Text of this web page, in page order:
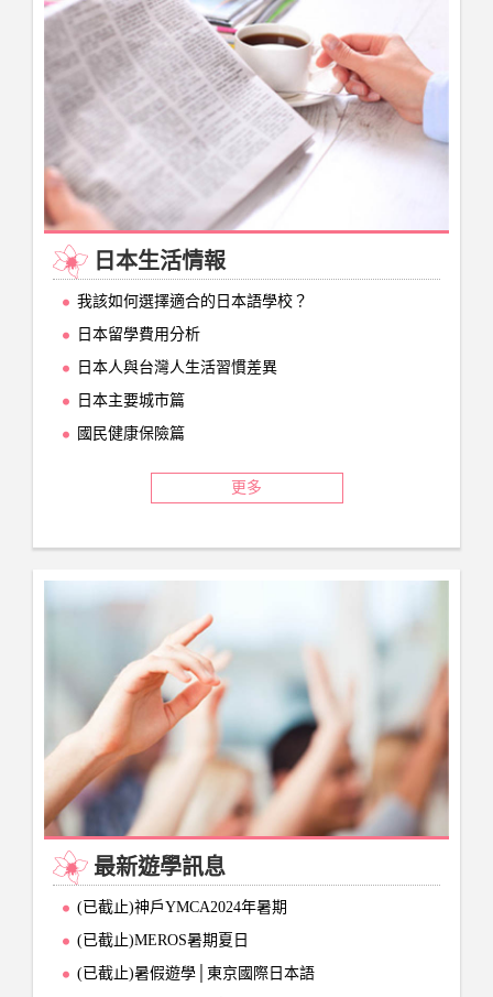
日本生活情報
我該如何選擇適合的日本語學校？
日本留學費用分析
日本人與台灣人生活習慣差異
日本主要城市篇
國民健康保險篇
更多
最新遊學訊息
(已截止)神戶YMCA2024年暑期
(已截止)MEROS暑期夏日
(已截止)暑假遊學│東京國際日本語